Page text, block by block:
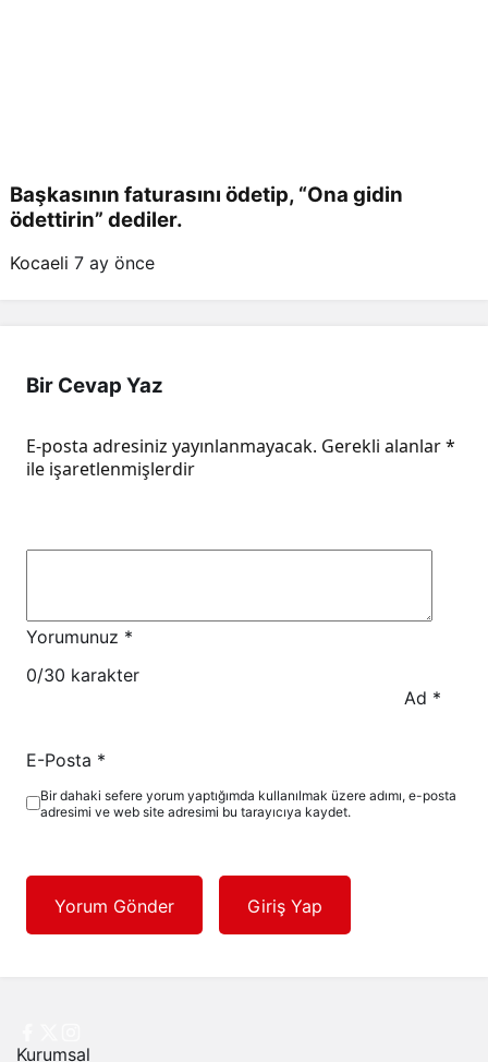
Başkasının faturasını ödetip, “Ona gidin
ödettirin” dediler.
Kocaeli 7 ay önce
Bir Cevap Yaz
E-posta adresiniz yayınlanmayacak. Gerekli alanlar*
ile işaretlenmişlerdir
Yorumunuz *
0/30 karakter
Ad *
E-Posta *
Bir dahaki sefere yorum yaptığımda kullanılmak üzere adımı, e-posta
adresimi ve web site adresimi bu tarayıcıya kaydet.
Yorum Gönder Giriş Yap
Kurumsal